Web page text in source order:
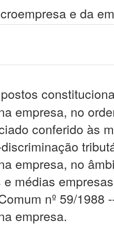
e da
empresa, no
conferido às
empresa, no
médias
nº 59/
empresa.